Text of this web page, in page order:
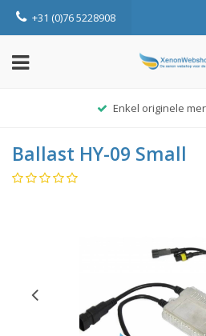
+31 (0)76 5228908
Enkel originele
Ballast HY-09 Small